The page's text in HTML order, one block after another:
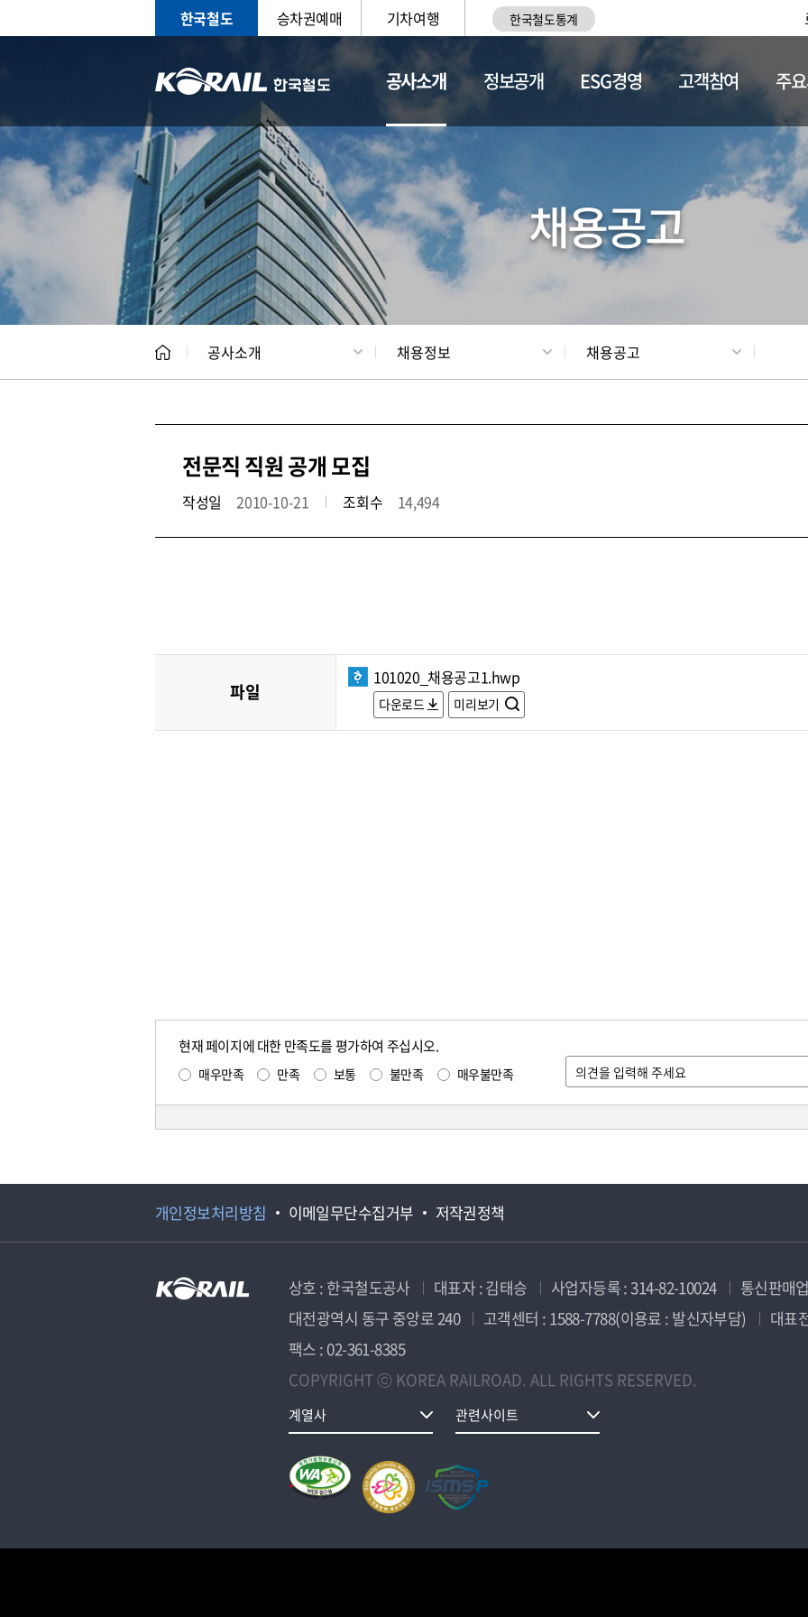
한국철도 승차권예매 기차여행 한국철도통계
공사소개
CEO 일반현황 채용정보
정보공개 ESG경영 고객참여 주
채용공고
공사소개 채용정보 채용공고
전문직 직원 공개 모집
작성일 2010-10-21 조회수 14,494
파일
101020_채용공고1.hwp
다운로드 미리보기
현재 페이지에 대한 만족도를 평가하여 주십시오.
매우만족 만족 보통 불만족 매우불만족
개인정보처리방침 이메일무단수집거부 저작권정책
상호 : 한국철도공사 대표자 : 김태승 사업자등록 : 314-82-10024
통신판매
대전광역시 동구 중앙로 240
고객센터 : 1588-7788(이용료 : 발신자부담)
대표
팩스 : 02-361-8385
COPYRIGHT ⓒ KOREA RAILROAD. ALL RIGHTS RESERVED.
계열사 관련사이트